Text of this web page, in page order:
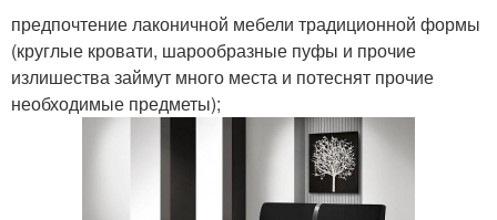
предпочтение лаконичной мебели традиционной формы
(круглые кровати, шарообразные пуфы и прочие
излишества займут много места и потеснят прочие
необходимые предметы);